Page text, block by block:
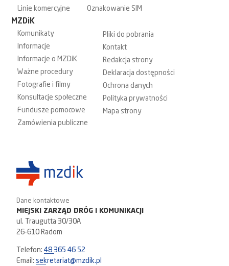
Linie komercyjne
Oznakowanie SIM
MZDiK
Komunikaty
Informacje
Informacje o MZDiK
Ważne procedury
Fotografie i filmy
Konsultacje społeczne
Fundusze pomocowe
Zamówienia publiczne
Pliki do pobrania
Kontakt
Redakcja strony
Deklaracja dostępności
Ochrona danych
Polityka prywatności
Mapa strony
Dane kontaktowe
MIEJSKI ZARZĄD DRÓG I KOMUNIKACJI
ul. Traugutta 30/30A
26-610 Radom
Telefon:48 365 46 52
Email:sekretariat@mzdik.pl